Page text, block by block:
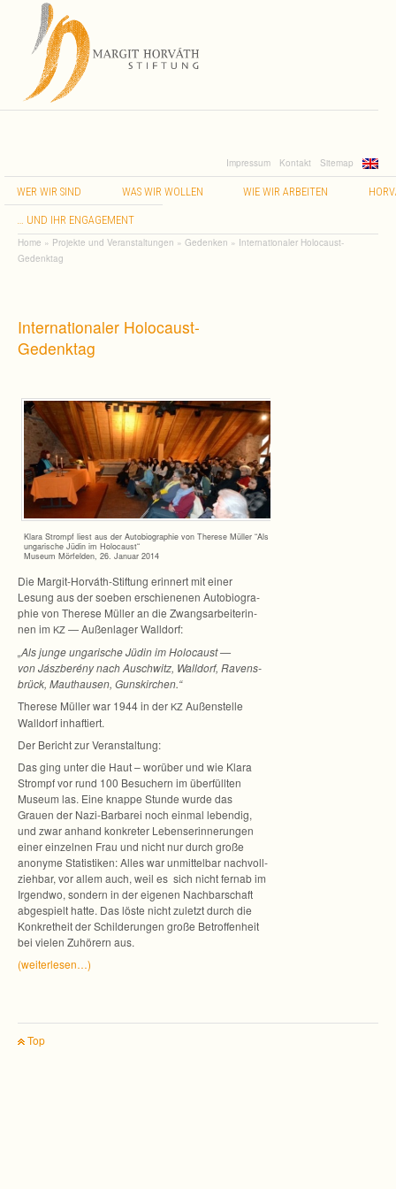
Impressum Kontakt Sitemap
WER WIR SIND WAS WIR WOLLEN WIE WIR ARBEITEN
UND IHR ENGAGEMENT
Home » Projekte und Veranstaltungen » Gedenken » Internationaler Holocaust-
Gedenktag
Internationaler Holocaust-
Gedenktag
Klara Strompf liest aus der Auto­bio­gra­phie von The­rese Mül­ler “Als
unga­ri­sche Jüdin im Holo­caust“
Museum Mör­fel­den, 26. Januar 2014
Die Margit-Horváth-Stiftung erin­nert mit einer
Lesung aus der soeben erschie­ne­nen Auto­bio­gra­
phie von The­rese Mül­ler an die Zwangs­ar­bei­te­rin­
nen im KZ — Außen­la­ger Walldorf:
„Als junge unga­ri­sche Jüdin im Holo­caust —
vonJász­be­rény nach Ausch­witz, Wall­dorf, Ravens­
brück, Maut­hau­sen, Gunskirchen.“
The­rese Mül­ler war 1944 in der KZ Außen­stelle
Wall­dorf inhaftiert.
Der Bericht zur Veranstaltung:
Das ging unter die Haut – wor­über und wie Klara
Strompf vor rund 100 Besu­chern im über­füll­ten
Museum las. Eine knappe Stunde wurde das
Grauen der Nazi-Barbarei noch ein­mal leben­dig,
und zwar anhand kon­kre­ter Lebens­er­in­ne­run­gen
einer ein­zel­nen Frau und nicht nur durch große
anonyme Sta­tis­ti­ken: Alles war unmit­tel­bar nach­voll­
zieh­bar, vor allem auch, weil es sich nicht fernab im
Irgendwo, son­dern in der eige­nen Nach­bar­schaft
abge­spielt hatte. Das löste nicht zuletzt durch die
Kon­kret­heit der Schil­de­run­gen große Betrof­fen­heit
bei vie­len Zuhö­rern aus.
(wei­ter­le­sen…)
Top